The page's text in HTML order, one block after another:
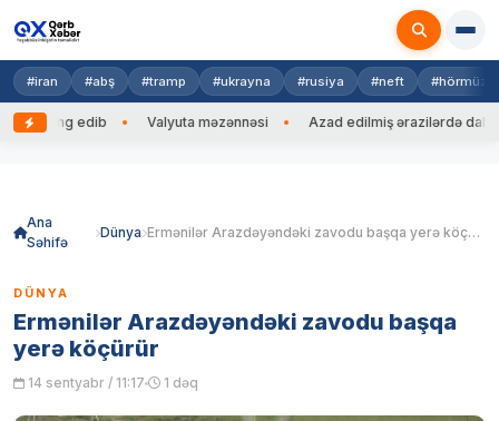
#iran #abş #tramp #ukrayna #rusiya #neft #hörmüz
zəng edib Valyuta məzənnəsi Azad edilmiş ərazilərdə daha
Ana
Səhifə
Dünya Ermənilər Arazdəyəndəki zavodu başqa yerə köçürür
DÜNYA
Ermənilər Arazdəyəndəki zavodu başqa
yerə köçürür
14 sentyabr / 11:17 1 dəq